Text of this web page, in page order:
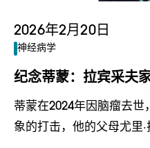
2026年2月20日
神经病学
纪念蒂蒙：拉宾采夫
蒂蒙在2024年因脑瘤去世
象的打击，他的父母尤